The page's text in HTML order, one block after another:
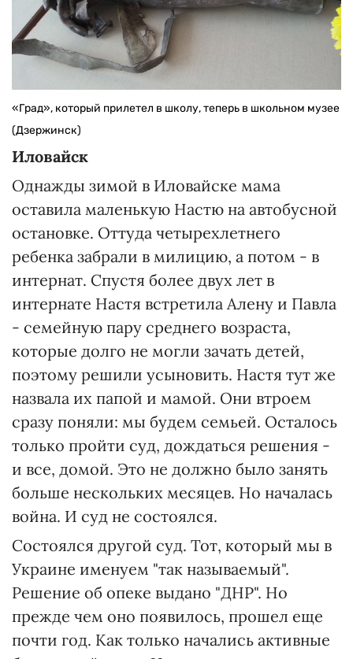
«Град», который прилетел в школу, теперь в школьном музее
(Дзержинск)
Иловайск
Однажды зимой в Иловайске мама
оставила маленькую Настю на автобусной
остановке. Оттуда четырехлетнего
ребенка забрали в милицию, а потом - в
интернат. Спустя более двух лет в
интернате Настя встретила Алену и Павла
- семейную пару среднего возраста,
которые долго не могли зачать детей,
поэтому решили усыновить. Настя тут же
назвала их папой и мамой. Они втроем
сразу поняли: мы будем семьей. Осталось
только пройти суд, дождаться решения -
и все, домой. Это не должно было занять
больше нескольких месяцев. Но началась
война. И суд не состоялся.
Состоялся другой суд. Тот, который мы в
Украине именуем "так называемый".
Решение об опеке выдано "ДНР". Но
прежде чем оно появилось, прошел еще
почти год. Как только начались активные